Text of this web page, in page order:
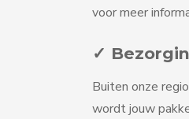
voor meer
✓
Buiten onze
wordt jouw